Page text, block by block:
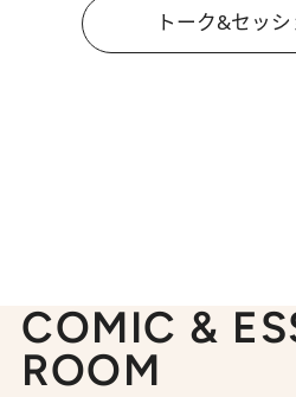
トーク&セッ
COMIC &
ROOM